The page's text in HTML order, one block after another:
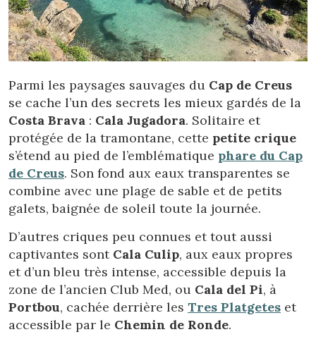
Parmi les paysages sauvages du Cap de Creus
se cache l’un des secrets les mieux gardés de la
Costa Brava : Cala Jugadora. Solitaire et
protégée de la tramontane, cette petite crique
s’étend au pied de l’emblématique phare du Cap
de Creus. Son fond aux eaux transparentes se
combine avec une plage de sable et de petits
galets, baignée de soleil toute la journée.
D’autres criques peu connues et tout aussi
captivantes sont Cala Culip, aux eaux propres
et d’un bleu très intense, accessible depuis la
zone de l’ancien Club Med, ou Cala del Pi, à
Portbou, cachée derrière les Tres Platgetes et
accessible par le Chemin de Ronde.